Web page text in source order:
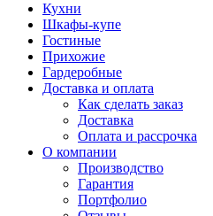
Кухни
Шкафы-купе
Гостиные
Прихожие
Гардеробные
Доставка и оплата
Как сделать заказ
Доставка
Оплата и рассрочка
О компании
Производство
Гарантия
Портфолио